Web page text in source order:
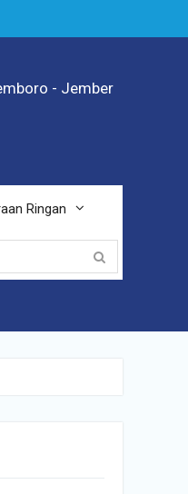
- Jember
Ringan